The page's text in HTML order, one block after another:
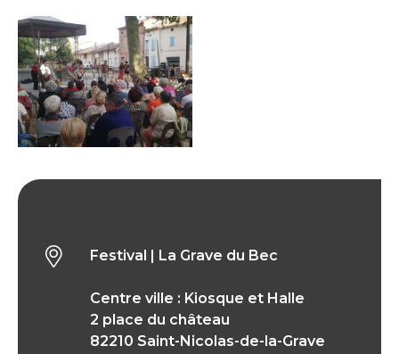
Festival | La Grave du Bec
Centre ville : Kiosque et Halle
2 place du château
82210 Saint-Nicolas-de-la-Grave